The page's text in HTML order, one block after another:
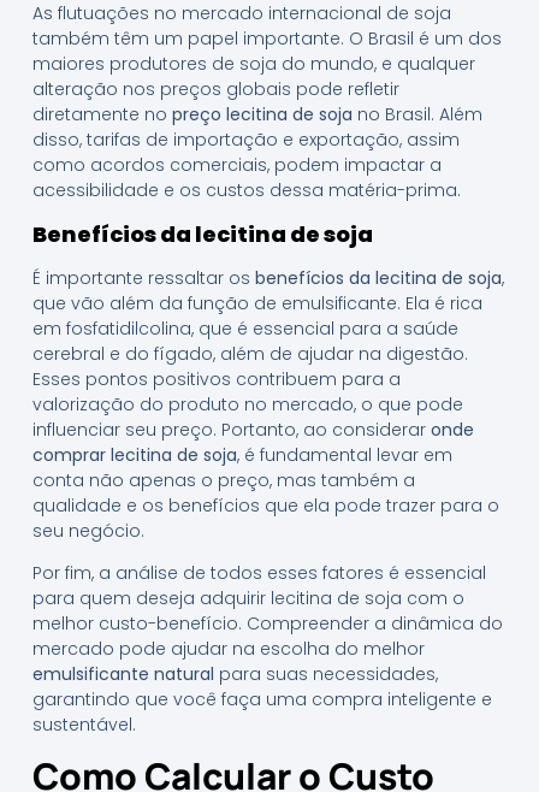
As flutuações no mercado internacional de soja
também têm um papel importante. O Brasil é um dos
maiores produtores de soja do mundo, e qualquer
alteração nos preços globais pode refletir
diretamente no preço lecitina de soja no Brasil. Além
disso, tarifas de importação e exportação, assim
como acordos comerciais, podem impactar a
acessibilidade e os custos dessa matéria-prima.
Benefícios da lecitina de soja
É importante ressaltar os benefícios da lecitina de soja,
que vão além da função de emulsificante. Ela é rica
em fosfatidilcolina, que é essencial para a saúde
cerebral e do fígado, além de ajudar na digestão.
Esses pontos positivos contribuem para a
valorização do produto no mercado, o que pode
influenciar seu preço. Portanto, ao considerar onde
comprar lecitina de soja, é fundamental levar em
conta não apenas o preço, mas também a
qualidade e os benefícios que ela pode trazer para o
seu negócio.
Por fim, a análise de todos esses fatores é essencial
para quem deseja adquirir lecitina de soja com o
melhor custo-benefício. Compreender a dinâmica do
mercado pode ajudar na escolha do melhor
emulsificante natural para suas necessidades,
garantindo que você faça uma compra inteligente e
sustentável.
Como Calcular o Custo